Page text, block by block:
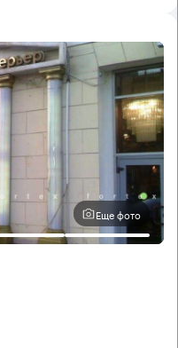
Еще фото